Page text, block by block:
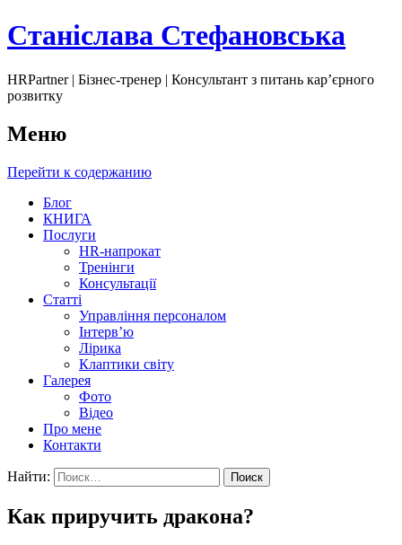
Станіслава Стефановська
HRPartner | Бізнес-тренер | Консультант з питань карʼєрного
розвитку
Меню
Перейти к содержанию
Блог
КНИГА
Послуги
HR-напрокат
Тренінги
Консультації
Статті
Управління персоналом
Інтервʼю
Лірика
Клаптики світу
Галерея
Фото
Відео
Про мене
Контакти
Найти:
Как приручить дракона?